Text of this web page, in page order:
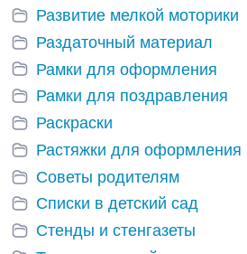
Развитие мелкой моторики
Раздаточный материал
Рамки для оформления
Рамки для поздравления
Раскраски
Растяжки для оформления
Советы родителям
Списки в детский сад
Стенды и стенгазеты